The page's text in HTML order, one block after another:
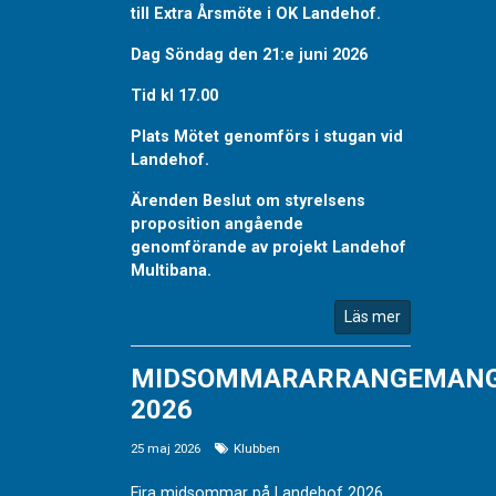
till Extra Årsmöte i OK Landehof.
Dag Söndag den 21:e juni 2026
Tid kl 17.00
Plats Mötet genomförs i stugan vid
Landehof.
Ärenden Beslut om styrelsens
proposition angående
genomförande av projekt Landehof
Multibana.
Läs mer
2026
25 maj 2026 Klubben